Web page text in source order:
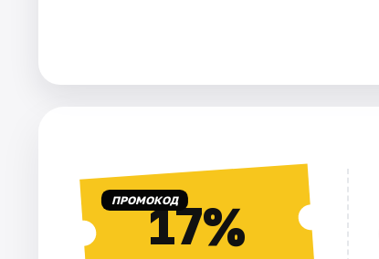
ПРОМОКОД17%